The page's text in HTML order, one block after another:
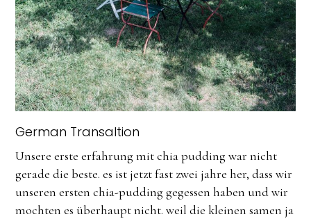
German Transaltion
Unsere erste erfahrung mit chia pudding war nicht
gerade die beste. es ist jetzt fast zwei jahre her, dass wir
unseren ersten chia-pudding gegessen haben und wir
mochten es überhaupt nicht. weil die kleinen samen ja